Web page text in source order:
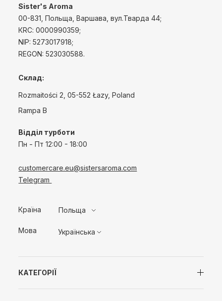
Sister's Aroma
00-831, Польща, Варшава, вул.Тварда 44;
КRС: 0000990359;
NIP: 5273017918;
REGON: 523030588.
Склад:
Rozmaitości 2, 05-552 Łazy, Poland
Rampa B
Відділ турботи
Пн - Пт12:00 - 18:00
customercare.eu@sistersaroma.com
Telegram
КАТЕГОРІЇ
Країна Польща
Мова Українська